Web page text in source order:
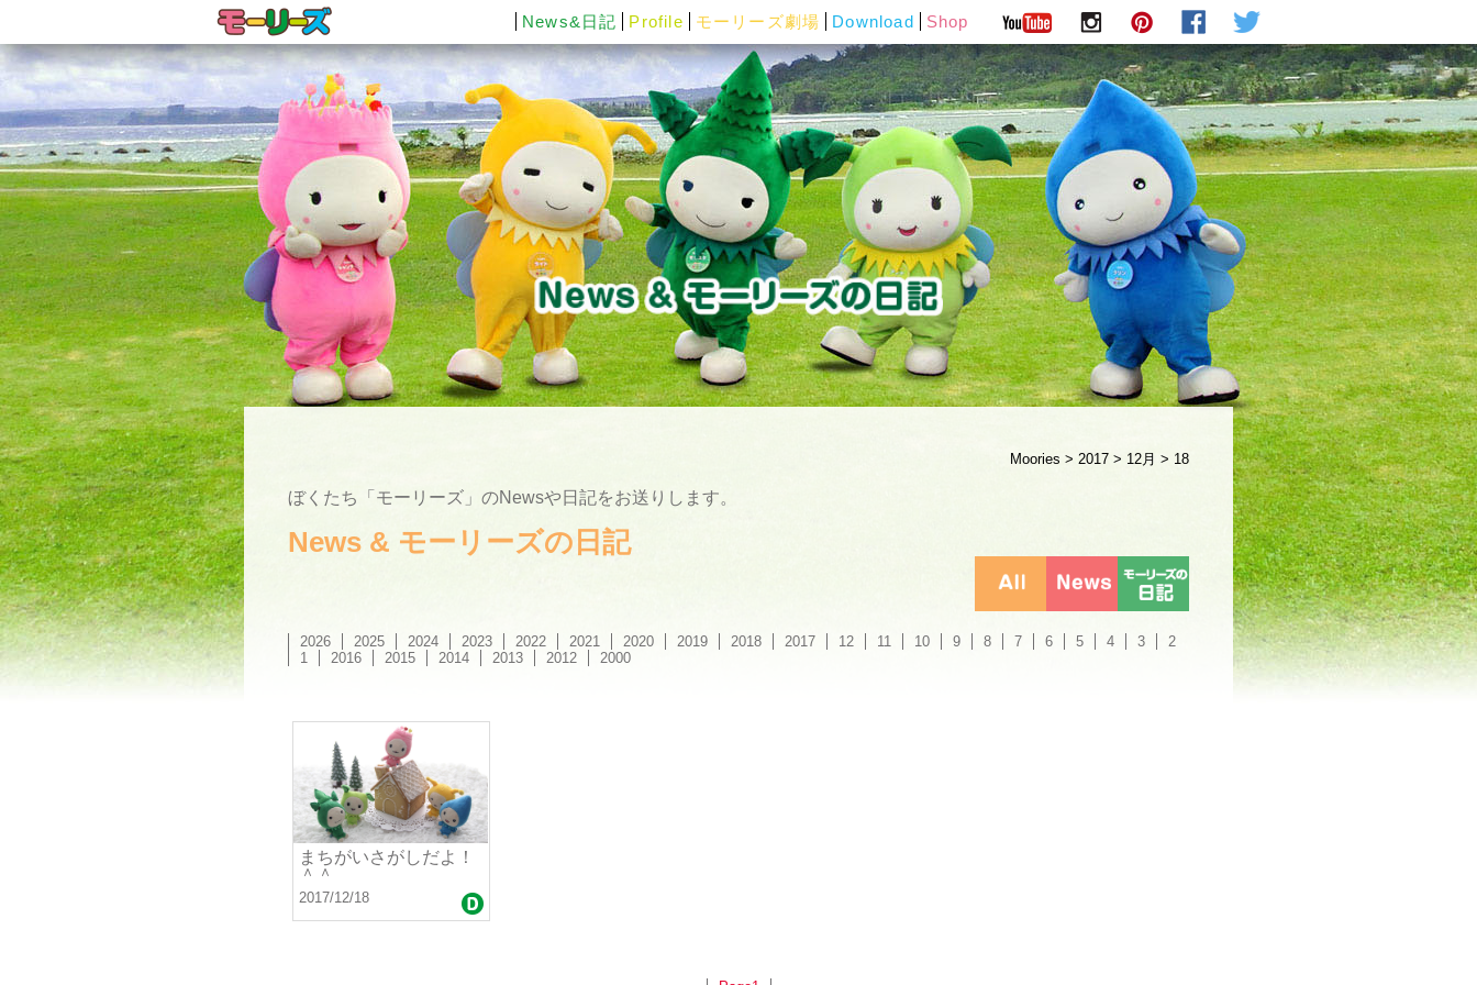
News&日記 Profile モーリーズ劇場 Download Shop
Moories > 2017 > 12月 > 18
ぼくたち「モーリーズ」のNewsや日記をお送りします。
News & モーリーズの日記
2026 2025 2024 2023 2022 2021 2020 2019 2018 2017 12 11 10 9 8 7 6 5 4 3
2
1
2016 2015 2014 2013 2012 2000
まちがいさがしだよ！
＾＾
2017/12/18